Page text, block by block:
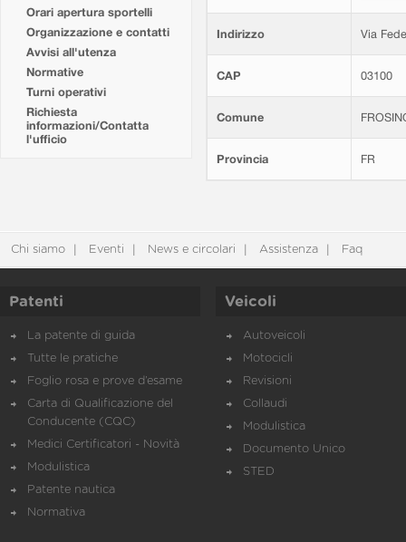
Orari apertura sportelli
Organizzazione e contatti
Avvisi all'utenza
Normative
Turni operativi
Richiesta
informazioni/Contatta
l'ufficio
Indirizzo Via
CAP 03100
Comune
Provincia FR
Chi siamo Eventi News e circolari Assistenza Faq
Patenti
La patente di guida
Tutte le pratiche
Foglio rosa e prove d’esame
Carta di Qualificazione del
Conducente (CQC)
Medici Certificatori - Novità
Modulistica
Patente nautica
Normativa
Veicoli
Autoveicoli
Motocicli
Revisioni
Collaudi
Modulistica
Documento Unico
STED